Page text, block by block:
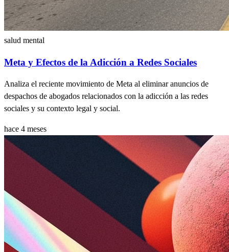
salud mental
Meta y Efectos de la Adicción a Redes Sociales
Analiza el reciente movimiento de Meta al eliminar anuncios de
despachos de abogados relacionados con la adicción a las redes
sociales y su contexto legal y social.
hace 4 meses